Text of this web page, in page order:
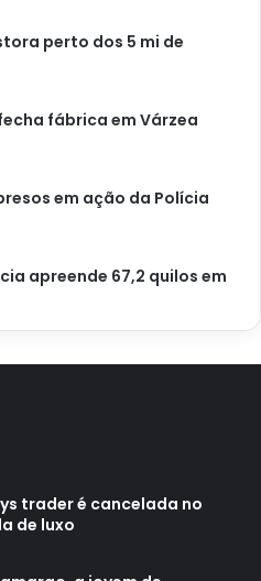
perto dos 5 mi de
fábrica em Várzea
em ação da Polícia
apreende 67,2 quilos em
trader é cancelada no
de luxo